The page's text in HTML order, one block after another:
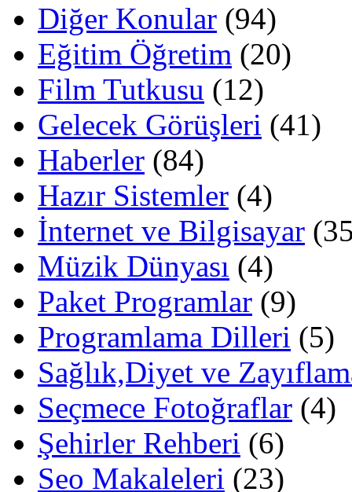
Diğer Konular (94)
Eğitim Öğretim (20)
Film Tutkusu (12)
Gelecek Görüşleri (41)
Haberler (84)
Hazır Sistemler (4)
İnternet ve Bilgisayar
Müzik Dünyası (4)
Paket Programlar (9)
Programlama Dilleri (5)
Sağlık,Diyet ve
Seçmece Fotoğraflar (4)
Şehirler Rehberi (6)
Seo Makaleleri (23)